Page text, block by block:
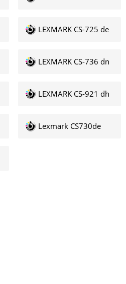
LEXMARK CS-725 de
LEXMARK CS-736 dn
LEXMARK CS-921 dh
Lexmark CS730de